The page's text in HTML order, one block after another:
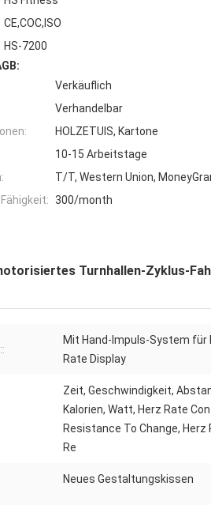
CE,COC,ISO
HS-7200
Verkäuflich
Verhandelbar
HOLZETUIS, Kartone
10-15 Arbeitstage
T/T, Western Union,
300/month
Turnhallen-Zyklus-
Mit Hand-Impuls-System für
Rate Display
Zeit, Geschwindigkeit,
Kalorien, Watt, Herz Rate
Resistance To Change, Herz
Re
Neues Gestaltungskissen